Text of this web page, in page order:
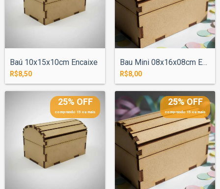
Baú 10x15x10cm Encaixe
R$8,50
Bau Mini 08x16x08cm Encaixe
R$8,00
25% OFF
comprando 15 ou mais
25% OFF
comprando 15 ou mais